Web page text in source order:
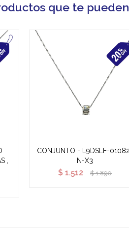
que te
,
CONJUNTO - L9DSLF-
N-X3
$ 1.512 $ 1.890